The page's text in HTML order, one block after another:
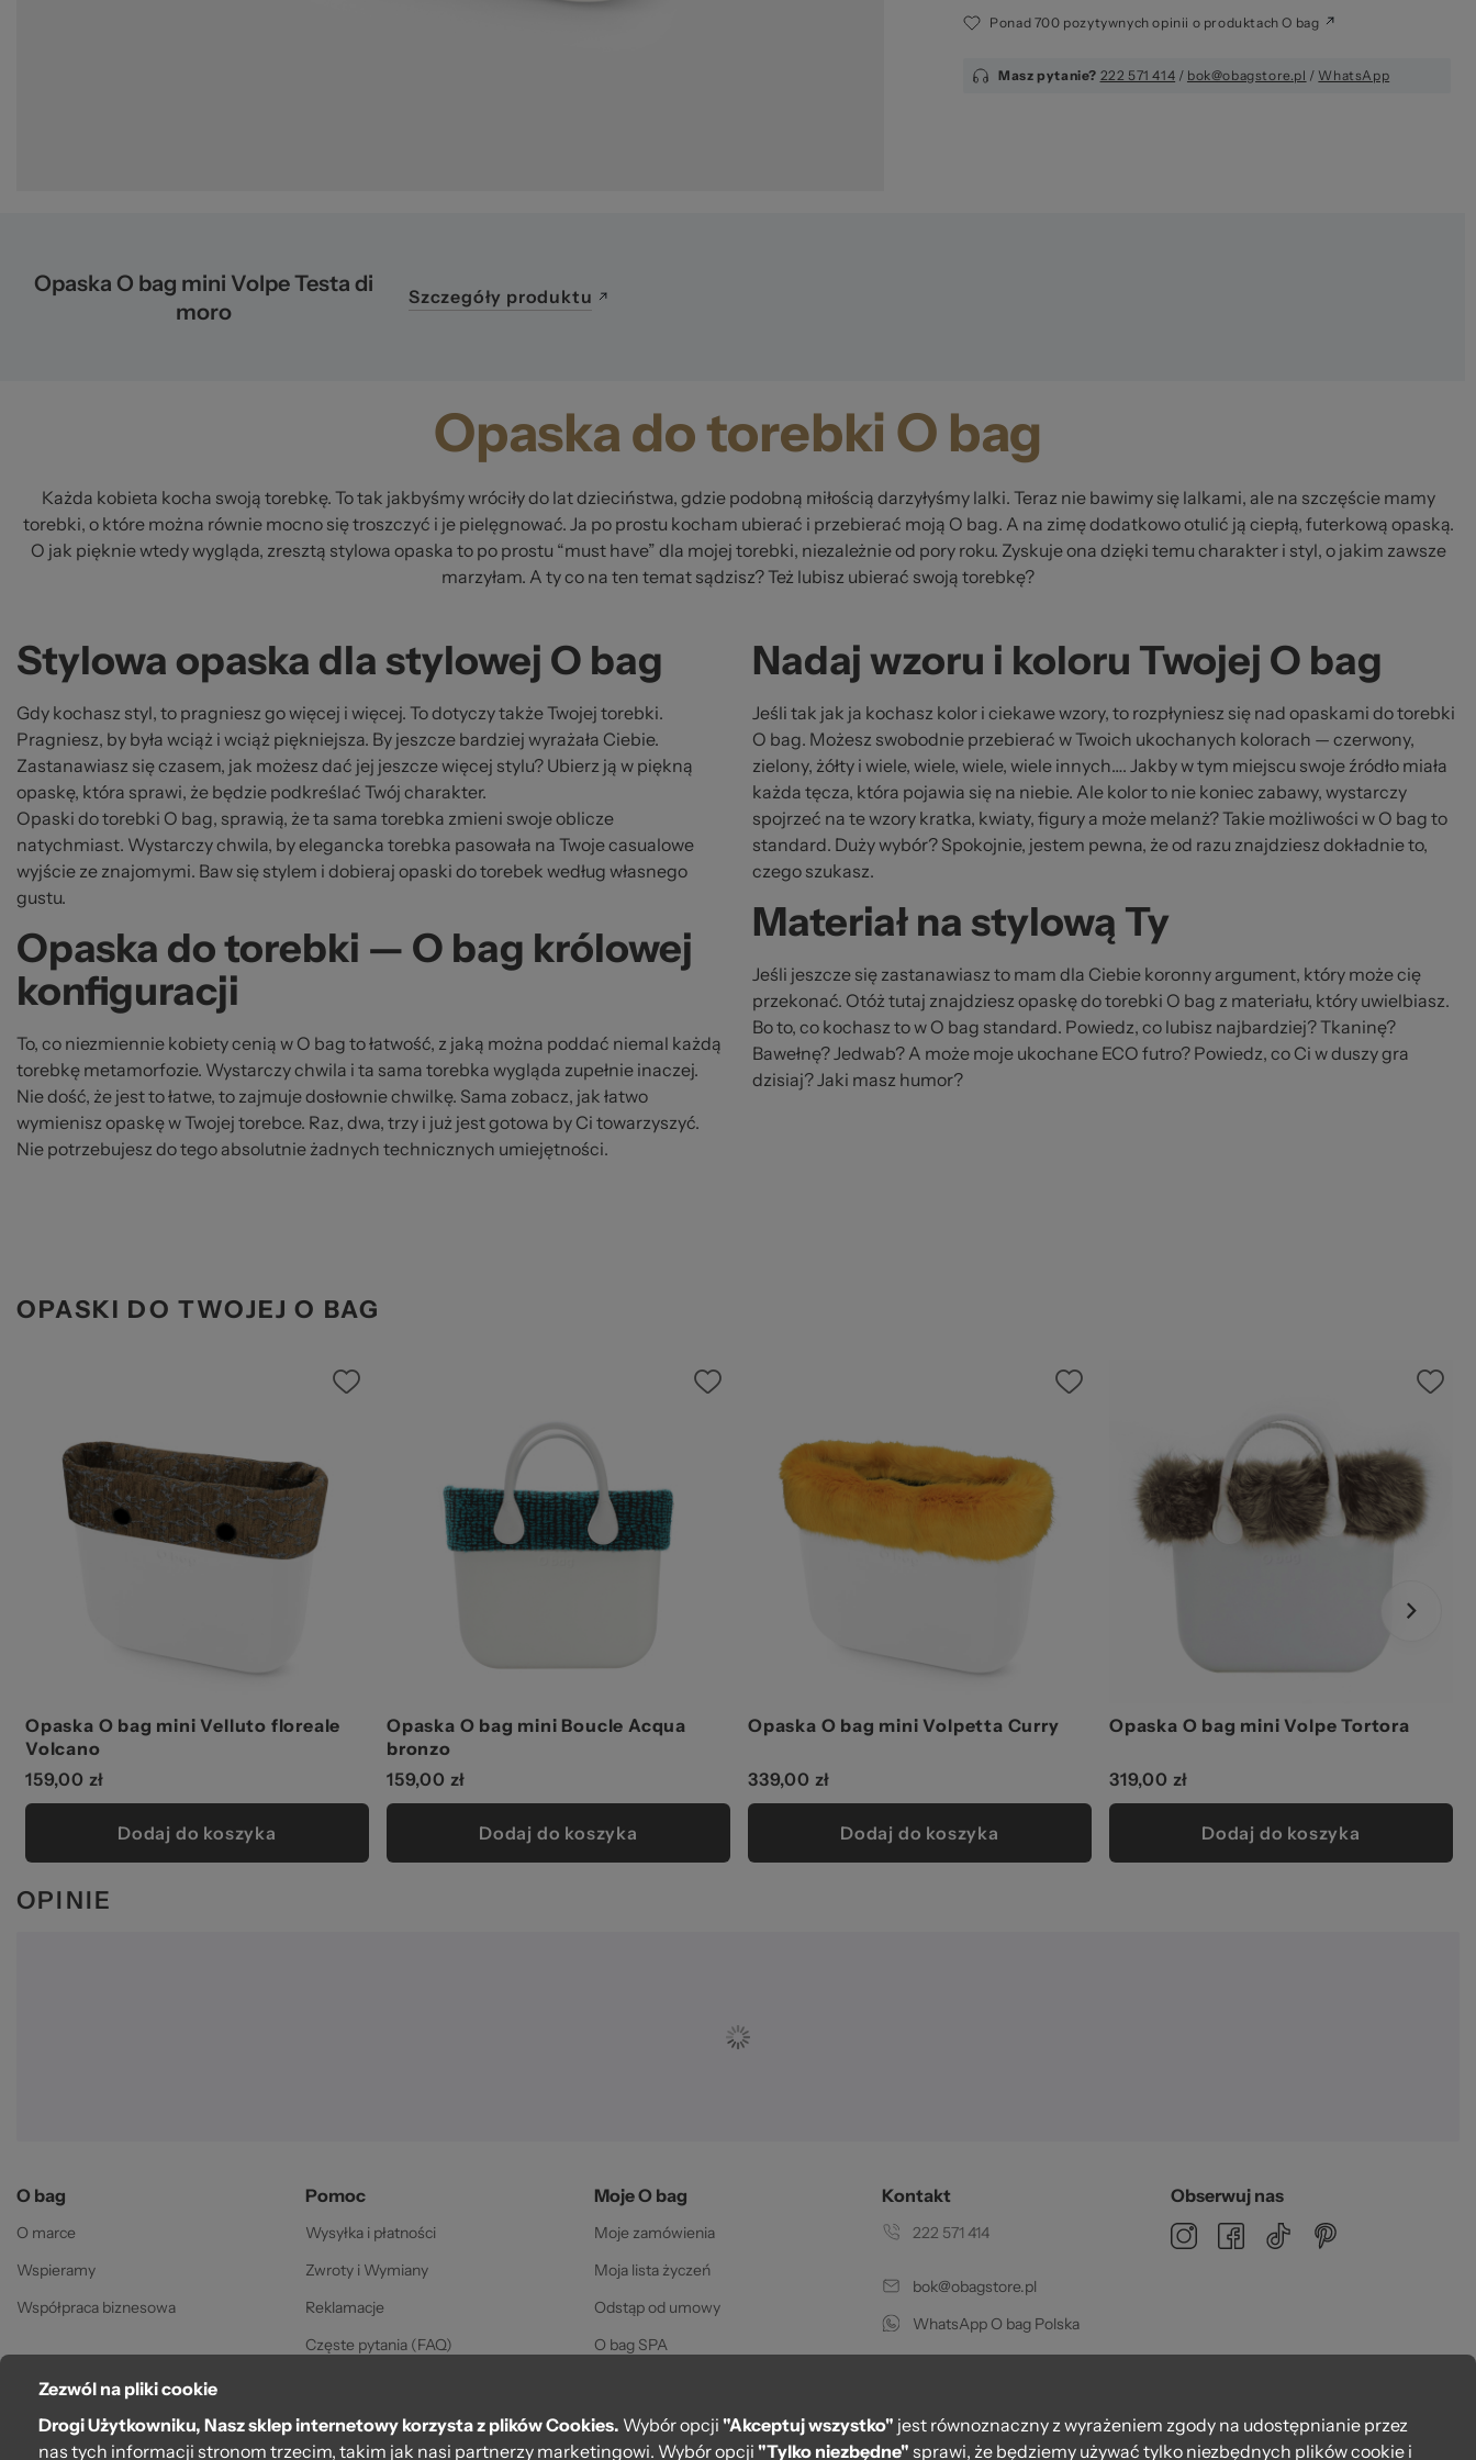
bag.
Ponad 700 pozytywnych opinii o produktach O bag
Masz pytanie? 222 571 414 / bok@obagstore.pl / WhatsApp
Opaska do torebki O bag
Każda kobieta kocha swoją torebkę. To tak jakbyśmy wróciły do lat dzieciństwa, gdzie podobną miłością darzyłyśmy lalki. Teraz nie bawimy się lalkami, ale na szczęście mamy
torebki, o które można równie mocno się troszczyć i je pielęgnować. Ja po prostu kocham ubierać i przebierać moją O bag. A na zimę dodatkowo otulić ją ciepłą, futerkową opaską.
O jak pięknie wtedy wygląda, zresztą stylowa opaska to po prostu “must have” dla mojej torebki, niezależnie od pory roku. Zyskuje ona dzięki temu charakter i styl, o jakim zawsze
marzyłam. A ty co na ten temat sądzisz? Też lubisz ubierać swoją torebkę?
Stylowa opaska dla stylowej O bag
Gdy kochasz styl, to pragniesz go więcej i więcej. To dotyczy także Twojej torebki.
Pragniesz, by była wciąż i wciąż piękniejsza. By jeszcze bardziej wyrażała Ciebie.
Zastanawiasz się czasem, jak możesz dać jej jeszcze więcej stylu? Ubierz ją w piękną
opaskę, która sprawi, że będzie podkreślać Twój charakter.
Opaski do torebki O bag, sprawią, że ta sama torebka zmieni swoje oblicze
natychmiast. Wystarczy chwila, by elegancka torebka pasowała na Twoje casualowe
wyjście ze znajomymi. Baw się stylem i dobieraj opaski do torebek według własnego
gustu.
Opaska do torebki — O bag królowej
konfiguracji
To, co niezmiennie kobiety cenią w O bag to łatwość, z jaką można poddać niemal każdą
torebkę metamorfozie. Wystarczy chwila i ta sama torebka wygląda zupełnie inaczej.
Nie dość, że jest to łatwe, to zajmuje dosłownie chwilkę. Sama zobacz, jak łatwo
wymienisz opaskę w Twojej torebce. Raz, dwa, trzy i już jest gotowa by Ci towarzyszyć.
Nie potrzebujesz do tego absolutnie żadnych technicznych umiejętności.
Nadaj wzoru i koloru Twojej O bag
Jeśli tak jak ja kochasz kolor i ciekawe wzory, to rozpłyniesz się nad opaskami do torebki
O bag. Możesz swobodnie przebierać w Twoich ukochanych kolorach — czerwony,
zielony, żółty i wiele, wiele, wiele, wiele innych…. Jakby w tym miejscu swoje źródło miała
każda tęcza, która pojawia się na niebie. Ale kolor to nie koniec zabawy, wystarczy
spojrzeć na te wzory kratka, kwiaty, figury a może melanż? Takie możliwości w O bag to
standard. Duży wybór? Spokojnie, jestem pewna, że od razu znajdziesz dokładnie to,
czego szukasz.
Materiał na stylową Ty
Jeśli jeszcze się zastanawiasz to mam dla Ciebie koronny argument, który może cię
przekonać. Otóż tutaj znajdziesz opaskę do torebki O bag z materiału, który uwielbiasz.
Bo to, co kochasz to w O bag standard. Powiedz, co lubisz najbardziej? Tkaninę?
Bawełnę? Jedwab? A może moje ukochane ECO futro? Powiedz, co Ci w duszy gra
dzisiaj? Jaki masz humor?
Opaska O bag mini Volpe Testa di
moro
Szczegóły produktu
OPASKI DO TWOJEJ O BAG
Opaska O bag mini Velluto floreale
Volcano
159,00 zł
Dodaj do koszyka
Opaska O bag mini Boucle Acqua
bronzo
159,00 zł
Dodaj do koszyka
Opaska O bag mini Volpetta Curry
339,00 zł
Dodaj do koszyka
Opaska O bag mini Volpe Tortora
319,00 zł
Dodaj do koszyka
OPINIE
O bag
O marce
Wspieramy
Współpraca biznesowa
Pomoc
Wysyłka i płatności
Zwroty i Wymiany
Reklamacje
Częste pytania (FAQ)
Regulamin
Moje O bag
Moje zamówienia
Moja lista życzeń
Odstąp od umowy
O bag SPA
Karty podarunkowe
Kontakt
222 571 414
bok@obagstore.pl
WhatsApp O bag Polska
Obserwuj nas
Zezwól na pliki cookie
Drogi Użytkowniku, Nasz sklep internetowy korzysta z plików Cookies. Wybór opcji "Akceptuj wszystko" jest równoznaczny z wyrażeniem zgody na udostępnianie przez
nas tych informacji stronom trzecim, takim jak nasi partnerzy marketingowi. Wybór opcji "Tylko niezbędne" sprawi, że będziemy używać tylko niezbędnych plików cookie i